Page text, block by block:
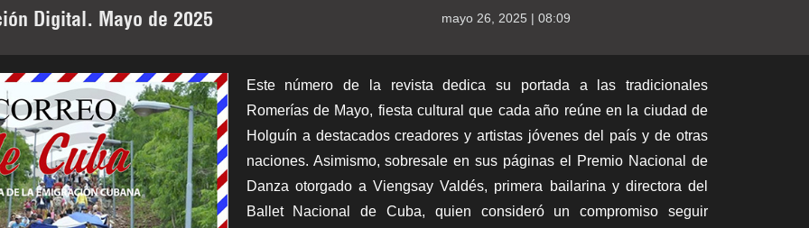
Digital. Mayo de 2025 mayo 26, 2025 | 08:09
Este número de la revista dedica su portada a las tradicionales
Romerías de Mayo, fiesta cultural que cada año reúne en la ciudad de
Holguín a destacados creadores y artistas jóvenes del país y de otras
naciones. Asimismo, sobresale en sus páginas el Premio Nacional de
Danza otorgado a Viengsay Valdés, primera bailarina y directora del
Ballet Nacional de Cuba, quien consideró un compromiso seguir